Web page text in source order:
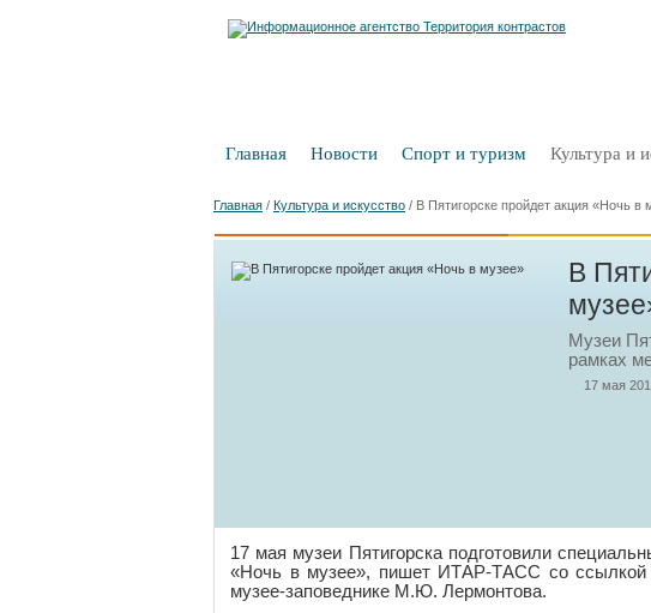
Главная Новости Спорт и туризм Культура и
Главная / Культура и искусство / В Пятигорске пройдет акция «Ночь в
В
Музеи
рамках
17 мая
17 мая музеи Пятигорска подготовили
«Ночь в музее», пишет ИТАР-ТАСС со ссылкой
музее-заповеднике М.Ю. Лермонтова.